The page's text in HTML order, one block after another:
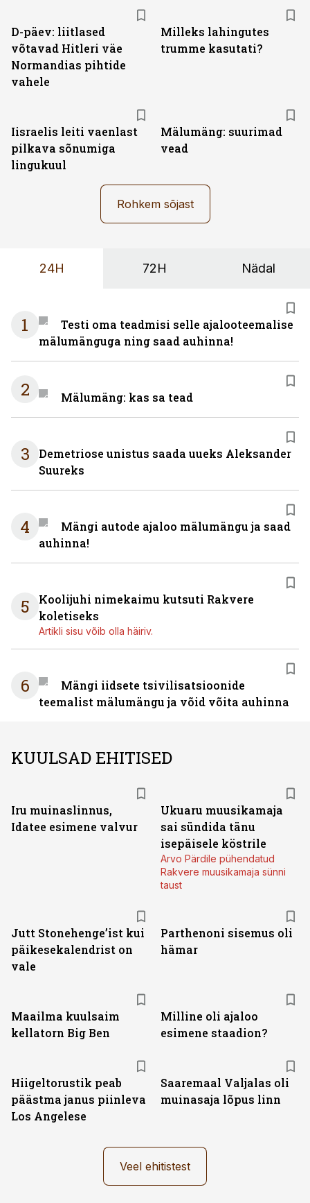
D-päev: liitlased
võtavad Hitleri väe
Normandias pihtide
vahele
Milleks lahingutes
trumme kasutati?
Iisraelis leiti vaenlast
pilkava sõnumiga
lingukuul
Mälumäng: suurimad
vead
Rohkem sõjast
24H 72H Nädal
1
Testi oma teadmisi selle ajalooteemalise
mälumänguga ning saad auhinna!
2 Mälumäng: kas sa tead
3
Demetriose unistus saada uueks Aleksander
Suureks
4
Mängi autode ajaloo mälumängu ja saad
auhinna!
5
Koolijuhi nimekaimu kutsuti Rakvere
koletiseks
Artikli sisu võib olla häiriv.
6
Mängi iidsete tsivilisatsioonide
teemalist mälumängu ja võid võita auhinna
KUULSAD EHITISED
Iru muinaslinnus,
Idatee esimene valvur
Ukuaru muusikamaja
sai sündida tänu
isepäisele köstrile
Arvo Pärdile pühendatud
Rakvere muusikamaja sünni
taust
Jutt Stonehenge’ist kui
päikesekalendrist on
vale
Parthenoni sisemus oli
hämar
Maailma kuulsaim
kellatorn Big Ben
Milline oli ajaloo
esimene staadion?
Hiigeltorustik peab
päästma janus piinleva
Los Angelese
Saaremaal Valjalas oli
muinasaja lõpus linn
Veel ehitistest